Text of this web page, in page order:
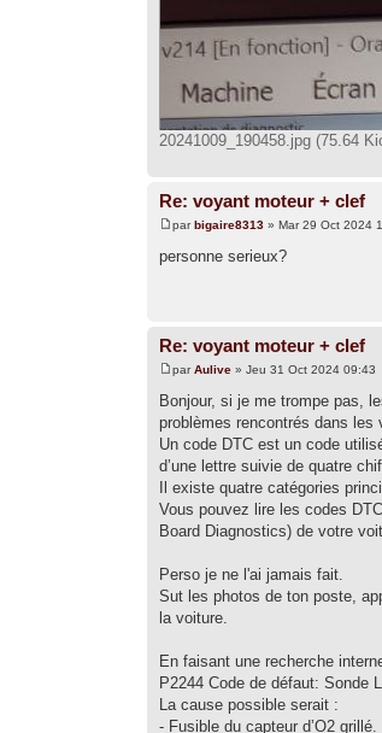
20241009_190458.jpg (75.64
Re: voyant moteur + clef
parbigaire8313 » Mar 29 Oct 2024
personne serieux?
Re: voyant moteur + clef
parAulive » Jeu 31 Oct 2024 09:43
Bonjour, si je me trompe pas,
problèmes rencontrés dans les
Un code DTC est un code
d’une lettre suivie de quatre
Il existe quatre catégories
Vous pouvez lire les codes
Board Diagnostics) de votre
Perso je ne l'ai jamais fait.
Sut les photos de ton poste,
la voiture.
En faisant une recherche
P2244 Code de défaut: Sonde
La cause possible serait :
- Fusible du capteur d’O2 grillé.